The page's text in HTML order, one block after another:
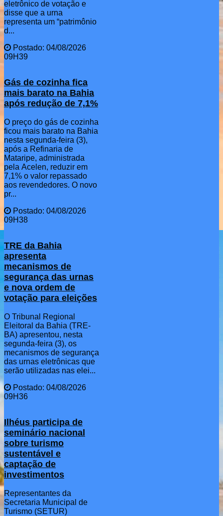
eletrônico de votação e
disse que a urna
representa um “patrimônio
d...
Postado: 04/08/2026
09H39
Gás de cozinha fica
mais barato na Bahia
após redução de 7,1%
O preço do gás de cozinha
ficou mais barato na Bahia
nesta segunda-feira (3),
após a Refinaria de
Mataripe, administrada
pela Acelen, reduzir em
7,1% o valor repassado
aos revendedores. O novo
pr...
Postado: 04/08/2026
09H38
TRE da Bahia
apresenta
mecanismos de
segurança das urnas
e nova ordem de
votação para eleições
O Tribunal Regional
Eleitoral da Bahia (TRE-
BA) apresentou, nesta
segunda-feira (3), os
mecanismos de segurança
das urnas eletrônicas que
serão utilizadas nas elei...
Postado: 04/08/2026
09H36
Ilhéus participa de
seminário nacional
sobre turismo
sustentável e
captação de
investimentos
Representantes da
Secretaria Municipal de
Turismo (SETUR)